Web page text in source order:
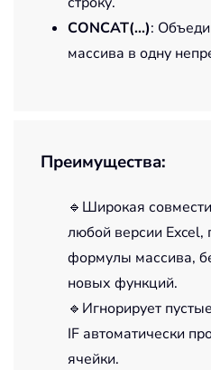
CONCAT(...):
массива в одну
Преимущества:
🔹Широкая
любой версии
формулы массива,
новых функций.
🔹Игнорирует
IF автоматически
ячейки.